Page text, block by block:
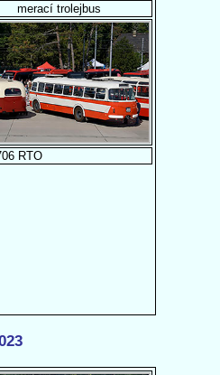
merací trolejbus
RTO